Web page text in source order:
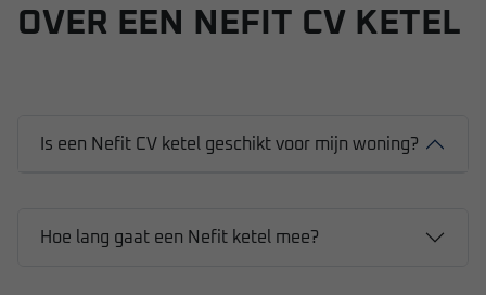
OVER EEN NEFIT CV KETEL
Is een Nefit CV ketel geschikt voor mijn woning?
Hoe lang gaat een Nefit ketel mee?